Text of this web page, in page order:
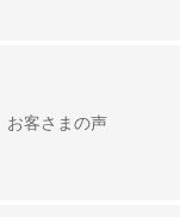
お客さまの声